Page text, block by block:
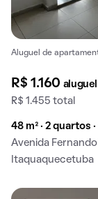
Aluguel de
R$ 1.160 aluguel
R$ 1.455 total
48 m² · 2 quartos ·
Avenida Fernando
Itaquaquecetuba